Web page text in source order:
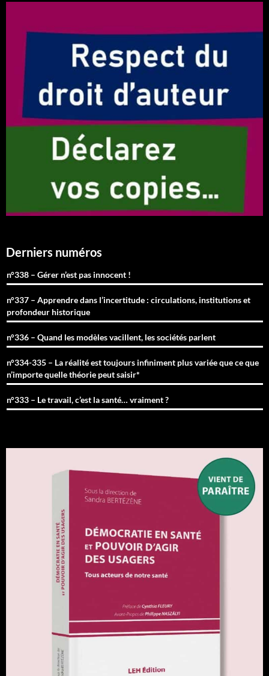
Derniers numéros
n°338 – Gérer n’est pas innocent !
n°337 – Apprendre dans l’incertitude : circulations, institutions et
profondeur historique
n°336 – Quand les modèles vacillent, les sociétés parlent
n°334-335 – La réalité est toujours infiniment plus variée que ce que
n’importe quelle théorie peut saisir*
n°333 – Le travail, c’est la santé… vraiment ?